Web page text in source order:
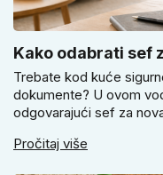
Kako odabrati sef
Trebate kod kuće
dokumente? U ovom
odgovarajući sef za
za stvarnu sigurnost.
Pročitaj više